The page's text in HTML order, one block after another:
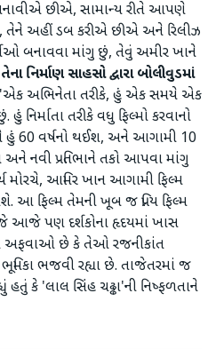
છીએ, સામાન્ય રીતે આપણે
તેને અહીં ડબ કરીએ છીએ અને રિલીઝ
બનાવવા માંગુ છું, તેવું અમીર ખાને
નિર્માણ સાહસો દ્વારા બોલીવુડમાં
અભિનેતા તરીકે, હું એક સમયે એક
તરીકે વધુ ફિલ્મો કરવાનો
હું 60 વર્ષનો થઈશ, અને આગામી 10
અને નવી પ્રતિભાને તકો આપવા માંગુ
મોરચે, આમિર ખાન આગામી ફિલ્મ
આ ફિલ્મ તેમની ખૂબ જ પ્રિય ફિલ્મ
આજે પણ દર્શકોના હૃદયમાં ખાસ
અફવાઓ છે કે તેઓ રજનીકાંત
ભજવી રહ્યા છે. તાજેતરમાં જ
હતું કે 'લાલ સિંહ ચઢ્ઢા'ની નિષ્ફળતાને